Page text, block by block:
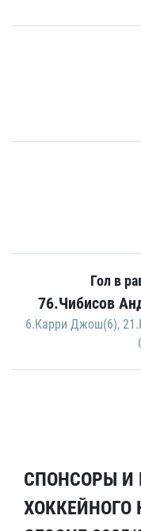
Гол в
76.Чибисов
6.Карри Джош(6),
СПОНСОРЫ И
ХОККЕЙНОГО